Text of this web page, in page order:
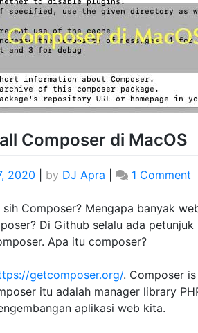
Composer di MacOS
2020 by DJ Apra 1 Comment
Composer? Mengapa banyak
Di Github selalu ada petunjuk
Apa itu composer?
getcomposer.org/. Composer
itu adalah manager library
aplikasi web kita.